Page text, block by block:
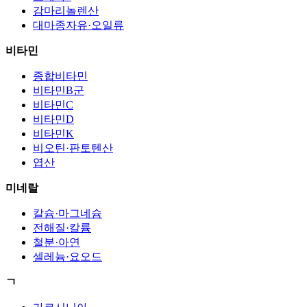
감마리놀렌산
대마종자유·오일류
비타민
종합비타민
비타민B군
비타민C
비타민D
비타민K
비오틴·판토텐산
엽산
미네랄
칼슘·마그네슘
전해질·칼륨
철분·아연
셀레늄·요오드
ㄱ